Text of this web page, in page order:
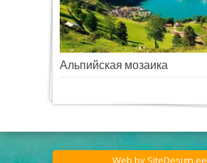
Альпийская мозаика
Web by SiteDesign.ee